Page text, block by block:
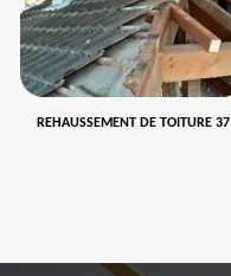
REHAUSSEMENT DE TOITURE 37